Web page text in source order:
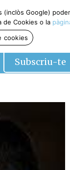
Subscriu-te
Google)
de Cookies o la
cookies